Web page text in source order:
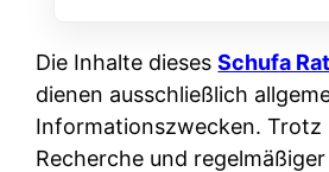
h
i
e
r
e
W
n
d
e
r
Die Inhalte diesesSchufa
dienen ausschließlich
Informationszwecken.
Recherche und